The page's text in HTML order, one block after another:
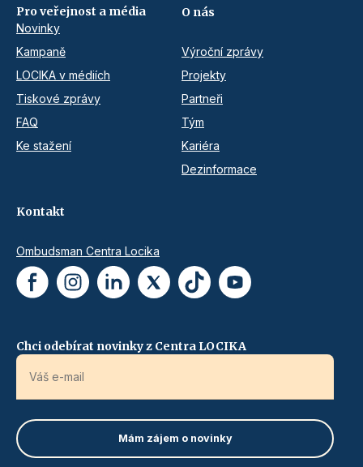
Pro veřejnost a média
Novinky
Kampaně
LOCIKA v médiích
Tiskové zprávy
FAQ
Ke stažení
O nás
Výroční zprávy
Projekty
Partneři
Tým
Kariéra
Dezinformace
Kontakt
Ombudsman Centra Locika
Chci odebírat novinky z Centra LOCIKA